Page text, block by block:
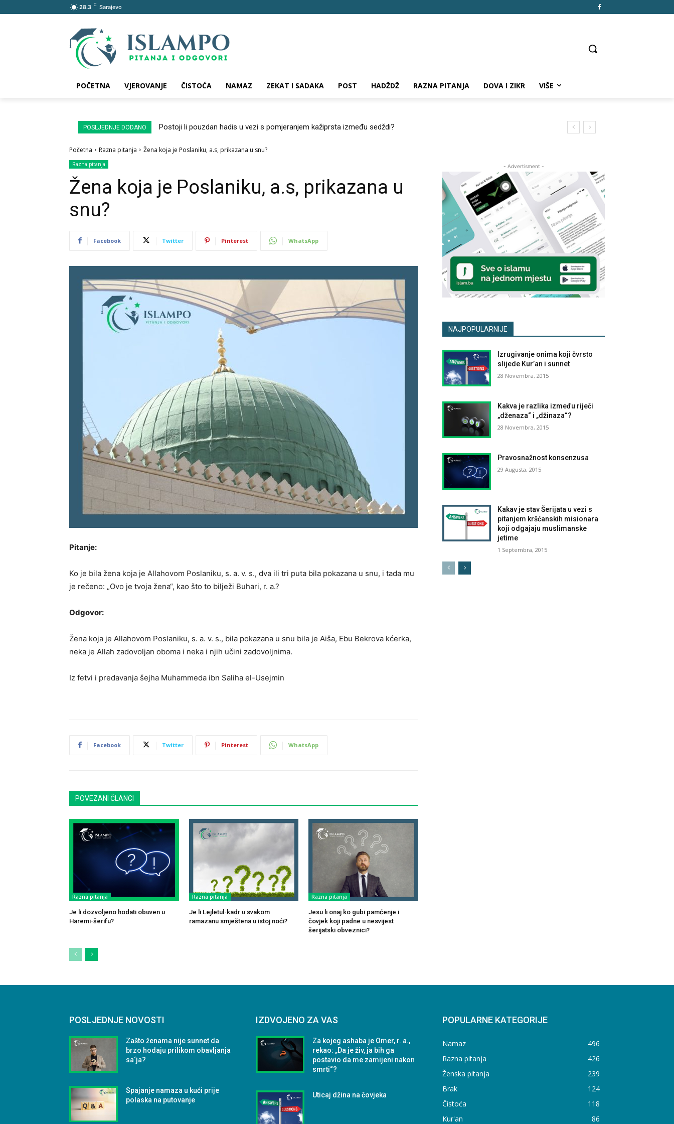
28.3 C Sarajevo
POČETNA VJEROVANJE ČISTOĆA NAMAZ ZEKAT I SADAKA POST HADŽDŽ RAZNA PITANJA DOVA I ZIKR VIŠE
POSLJEDNJE DODANO Postoji li pouzdan hadis u vezi s pomjeranjem kažiprsta između sedždi?
Početna Razna pitanja Žena koja je Poslaniku, a.s, prikazana u snu?
Razna pitanja
Žena koja je Poslaniku, a.s, prikazana u
snu?
Facebook Twitter Pinterest WhatsApp
Pitanje:
Ko je bila žena koja je Allahovom Poslaniku, s. a. v. s., dva ili tri puta bila pokazana u snu, i tada mu
je rečeno: „Ovo je tvoja žena“, kao što to bilježi Buhari, r. a.?
Odgovor:
Žena koja je Allahovom Poslaniku, s. a. v. s., bila pokazana u snu bila je Aiša, Ebu Bekrova kćerka,
neka je Allah zadovoljan oboma i neka i njih učini zadovoljnima.
Iz fetvi i predavanja šejha Muhammeda ibn Saliha el-Usejmin
Facebook Twitter Pinterest WhatsApp
POVEZANI ČLANCI
Razna pitanja
Je li dozvoljeno hodati obuven u
Haremi-šerifu?
Razna pitanja
Je li Lejletul-kadr u svakom
ramazanu smještena u istoj noći?
Razna pitanja
Jesu li onaj ko gubi pamćenje i
čovjek koji padne u nesvijest
šerijatski obveznici?
- Advertisment -
NAJPOPULARNIJE
Izrugivanje onima koji čvrsto
slijede Kur’an i sunnet
28 Novembra, 2015
Kakva je razlika između riječi
„dženaza“ i „džinaza“?
28 Novembra, 2015
Pravosnažnost konsenzusa
29 Augusta, 2015
Kakav je stav Šerijata u vezi s
pitanjem kršćanskih misionara
koji odgajaju muslimanske
jetime
1 Septembra, 2015
POSLJEDNJE NOVOSTI
Zašto ženama nije sunnet da
brzo hodaju prilikom obavljanja
sa‘ja?
Spajanje namaza u kući prije
polaska na putovanje
IZDVOJENO ZA VAS
Za kojeg ashaba je Omer, r. a.,
rekao: „Da je živ, ja bih ga
postavio da me zamijeni nakon
smrti“?
Uticaj džina na čovjeka
POPULARNE KATEGORIJE
Namaz
496
Razna pitanja
426
Ženska pitanja
239
Brak
124
Čistoća
118
Kur'an
86